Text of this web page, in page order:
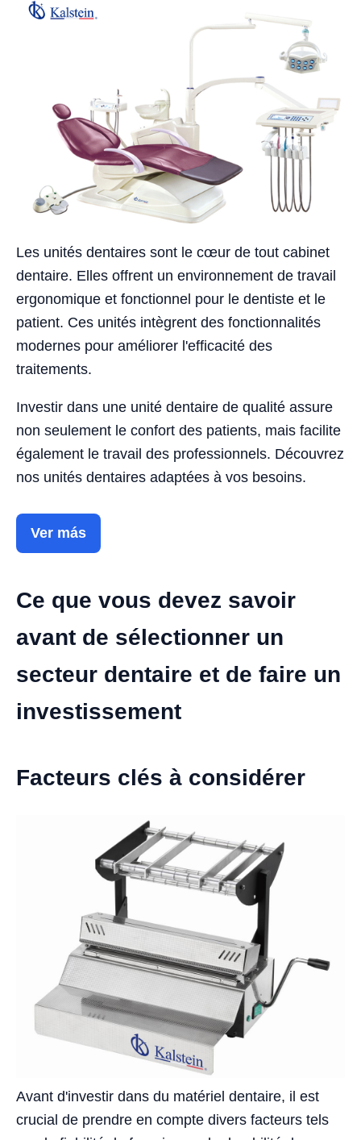
Les unités dentaires sont le cœur de tout cabinet
dentaire. Elles offrent un environnement de travail
ergonomique et fonctionnel pour le dentiste et le
patient. Ces unités intègrent des fonctionnalités
modernes pour améliorer l'efficacité des
traitements.
Investir dans une unité dentaire de qualité assure
non seulement le confort des patients, mais facilite
également le travail des professionnels. Découvrez
nos unités dentaires adaptées à vos besoins.
Ver más
Ce que vous devez savoir
avant de sélectionner un
secteur dentaire et de faire un
investissement
Facteurs clés à considérer
Avant d'investir dans du matériel dentaire, il est
crucial de prendre en compte divers facteurs tels